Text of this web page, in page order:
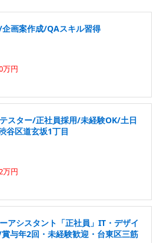
画案作成/QAスキル習得
万円
スター/正社員採用/未経験OK/土日
谷区道玄坂1丁目
万円
アシスタント「正社員」IT・デザイ
与年2回・未経験歓迎・台東区三筋